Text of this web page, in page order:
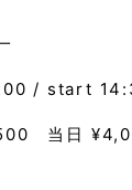
/ start
当日